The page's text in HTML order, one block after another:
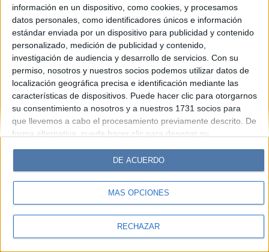
información en un dispositivo, como cookies, y procesamos
datos personales, como identificadores únicos e información
estándar enviada por un dispositivo para publicidad y contenido
personalizado, medición de publicidad y contenido,
investigación de audiencia y desarrollo de servicios. Con su
permiso, nosotros y nuestros socios podemos utilizar datos de
localización geográfica precisa e identificación mediante las
características de dispositivos. Puede hacer clic para otorgarnos
su consentimiento a nosotros y a nuestros 1731 socios para
que llevemos a cabo el procesamiento previamente descrito. De
forma alternativa, puede hacer clic para denegar su
cambiar sus preferencias antes de otorgar su consentimiento.
Tenga en cuenta que algún procesamiento de sus datos
personales puede no requerir de su consentimiento, pero usted
tiene el derecho de rechazar tal procesamiento. Sus
sus preferencias o retirar su consentimiento en cualquier
MÁS OPCIONES
RECHAZAR
DE ACUERDO
© Perfil.com 2006-2019 - Todos los derechos reservados
Registro de Propiedad Intelectual: Nro. 5346433